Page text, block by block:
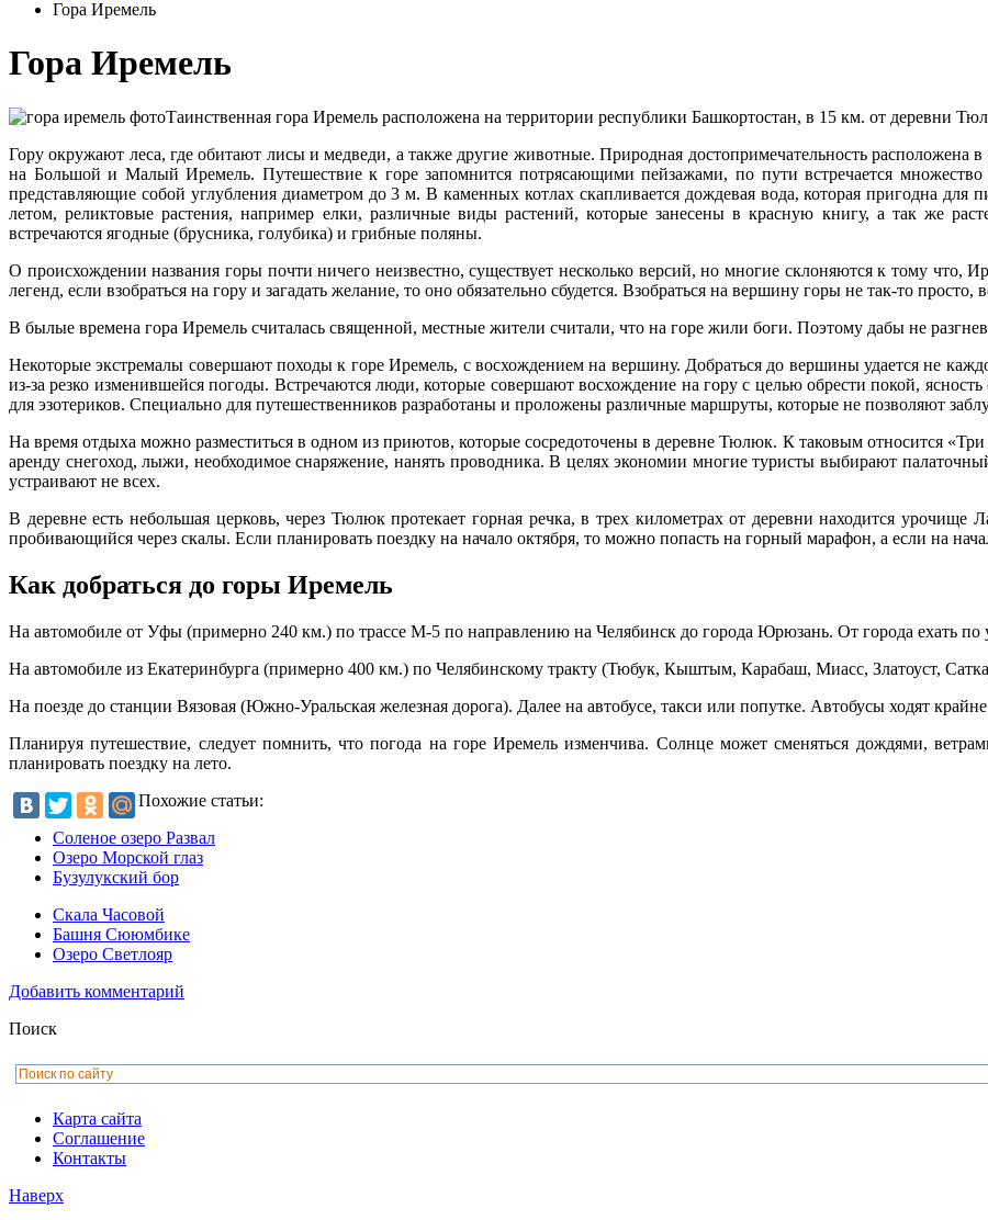
Гора Иремель
Гора Иремель
Таинственная гора Иремель расположена на территории республики Башкортостан, в 15 км. от деревни
Гору окружают леса, где обитают лисы и медведи, а также другие животные. Природная достопримечательность расположена
на Большой и Малый Иремель. Путешествие к горе запомнится потрясающими пейзажами, по пути встречается
представляющие собой углубления диаметром до 3 м. В каменных котлах скапливается дождевая вода, которая пригодна
летом, реликтовые растения, например елки, различные виды растений, которые занесены в красную книгу, а так же
встречаются ягодные (брусника, голубика) и грибные поляны.
О происхождении названия горы почти ничего неизвестно, существует несколько версий, но многие склоняются к тому что,
легенд, если взобраться на гору и загадать желание, то оно обязательно сбудется. Взобраться на вершину горы не так-то просто,
В былые времена гора Иремель считалась священной, местные жители считали, что на горе жили боги. Поэтому дабы не
Некоторые экстремалы совершают походы к горе Иремель, с восхождением на вершину. Добраться до вершины удается не
из-за резко изменившейся погоды. Встречаются люди, которые совершают восхождение на гору с целью обрести покой,
для эзотериков. Специально для путешественников разработаны и проложены различные маршруты, которые не позволяют
На время отдыха можно разместиться в одном из приютов, которые сосредоточены в деревне Тюлюк. К таковым относится
аренду снегоход, лыжи, необходимое снаряжение, нанять проводника. В целях экономии многие туристы выбирают
устраивают не всех.
В деревне есть небольшая церковь, через Тюлюк протекает горная речка, в трех километрах от деревни находится
пробивающийся через скалы. Если планировать поездку на начало октября, то можно попасть на горный марафон, а если на
Как добраться до горы Иремель
На автомобиле от Уфы (примерно 240 км.) по трассе М-5 по направлению на Челябинск до города Юрюзань. От города ехать по
На автомобиле из Екатеринбурга (примерно 400 км.) по Челябинскому тракту (Тюбук, Кыштым, Карабаш, Миасс, Златоуст,
На поезде до станции Вязовая (Южно-Уральская железная дорога). Далее на автобусе, такси или попутке. Автобусы ходят крайне
Планируя путешествие, следует помнить, что погода на горе Иремель изменчива. Солнце может сменяться дождями,
планировать поездку на лето.
Похожие статьи:
Соленое озеро Развал
Озеро Морской глаз
Бузулукский бор
Скала Часовой
Башня Сююмбике
Озеро Светлояр
Добавить комментарий
Поиск
Карта сайта
Соглашение
Контакты
Наверх